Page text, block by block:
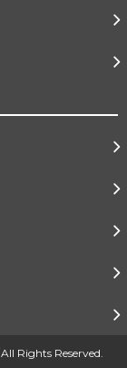
Rights Reserved.